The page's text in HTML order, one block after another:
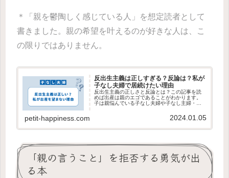
＊「親を鬱陶しく感じている人」を想定読者として
書きました。親の希望を叶えるのが好きな人は、こ
の限りではありません。
反出生主義は正しすぎる？反論は？私が
子なし夫婦で居続けたい理由
反出生主義の正しさと反論とは？この記事を読
めば出産は親のエゴであることがわかります。
子は親悩んでいる子なし夫婦や子なし主婦・主
petit-happiness.com 2024.01.05
「親の言うこと」を拒否する勇気が出
る本